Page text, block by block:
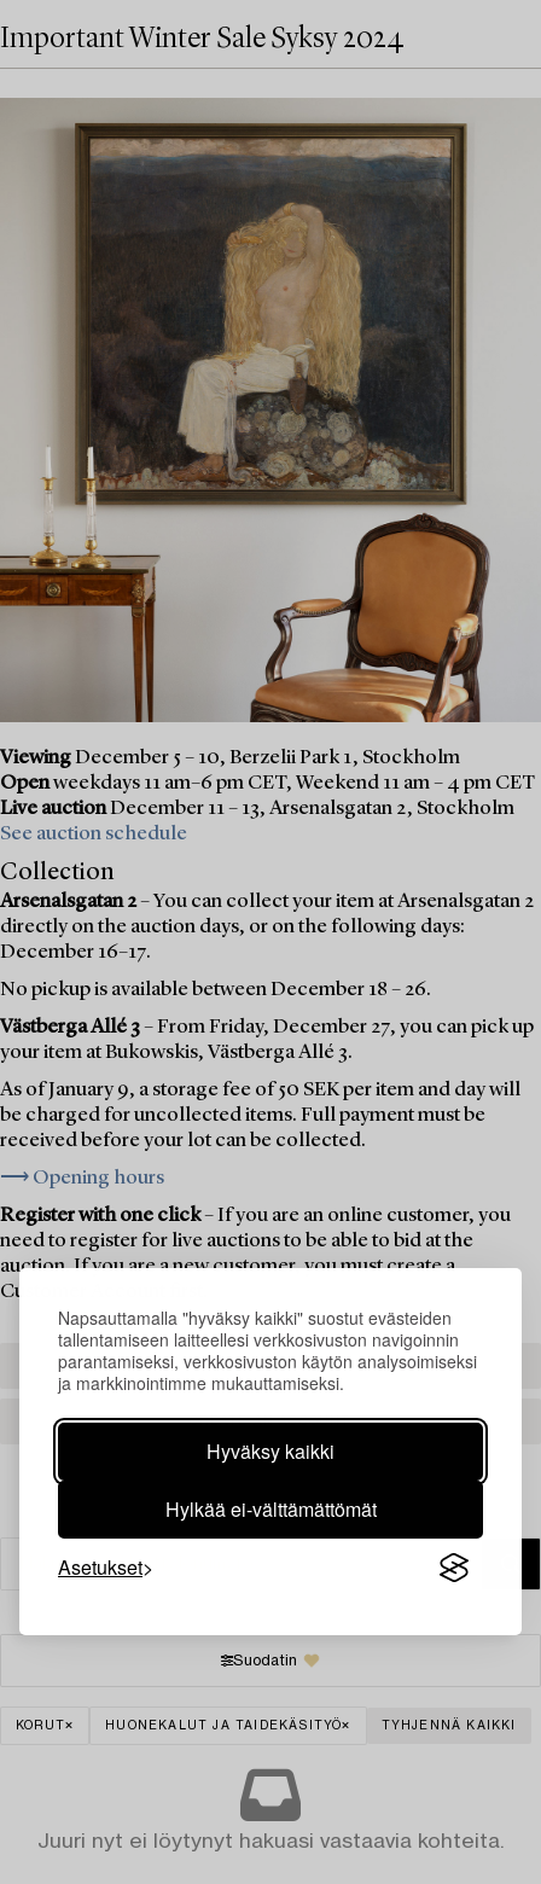
Napsauttamalla "hyväksy kaikki" suostut evästeiden
tallentamiseen laitteellesi verkkosivuston navigoinnin
parantamiseksi, verkkosivuston käytön analysoimiseksi
ja markkinointimme mukauttamiseksi.
Hyväksy kaikki
Hylkää ei-välttämättömät
Asetukset
Important Winter Sale Syksy 2024
ViewingDecember 5 – 10, Berzelii Park 1, Stockholm
Openweekdays 11 am–6 pm CET, Weekend 11 am – 4 pm CET
Live auctionDecember 11 – 13, Arsenalsgatan 2, Stockholm
See auction schedule
Collection
Arsenalsgatan 2– You can collect your item at Arsenalsgatan 2
directly on the auction days, or on the following days:
December 16–17.
No pickup is available between December 18 – 26.
Västberga Allé 3– From Friday, December 27, you can pick up
your item at Bukowskis, Västberga Allé 3.
As of January 9, a storage fee of 50 SEK per item and day will
be charged for uncollected items. Full payment must be
received before your lot can be collected.
⟶ Opening hours
Register with one click– If you are an online customer, you
need to register for live auctions to be able to bid at the
auction. If you are a new customer, you must create a
Customer Account first.
REGISTER TO BID
CREATE AN ACCOUNT
Suodatin
KORUT HUONEKALUT JA TAIDEKÄSITYÖ TYHJENNÄ KAIKKI
Juuri nyt ei löytynyt hakuasi vastaavia kohteita.